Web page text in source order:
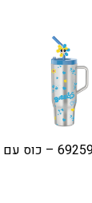
עם קש